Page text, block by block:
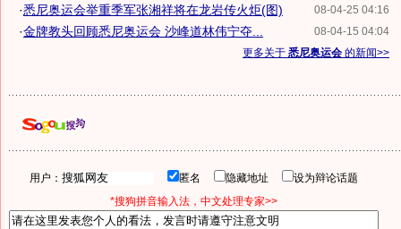
08-04-25 04:16
·悉尼奥运会举重季军张湘祥将在龙岩传火炬(图)
08-04-15 04:04
·金牌教头回顾悉尼奥运会 沙峰道林伟宁夺...
更多关于 悉尼奥运会 的新闻>>
用户： 匿名 隐藏地址
设为辩论话题
*搜狗拼音输入法，中文处理专家>>